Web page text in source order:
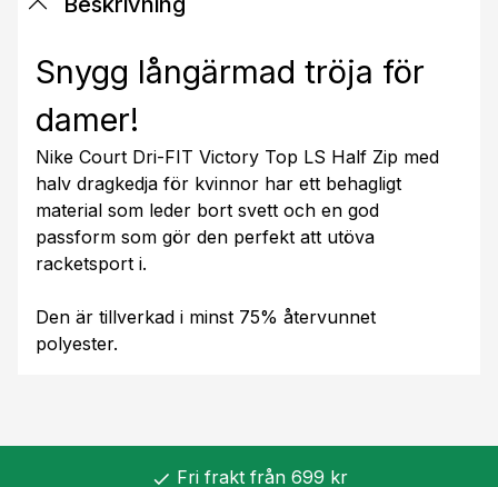
Snygg långärmad tröja för
damer!
Nike Court Dri-FIT Victory Top LS Half Zip med
halv dragkedja för kvinnor har ett behagligt
material som leder bort svett och en god
passform som gör den perfekt att utöva
racketsport i.
Den är tillverkad i minst 75% återvunnet
polyester.
check Fri frakt från 699 kr